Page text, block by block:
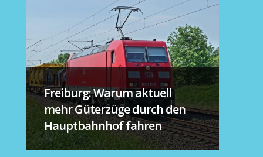
Freiburg: Warum aktuell
mehr Güterzüge durch den
Hauptbahnhof fahren